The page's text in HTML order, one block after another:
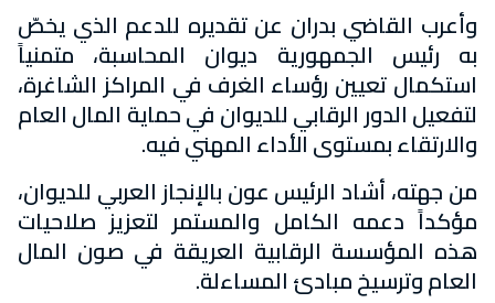
وأعرب القاضي بدران عن تقديره للدعم الذي يخصّ
به رئيس الجمهورية ديوان المحاسبة، متمنياً
استكمال تعيين رؤساء الغرف في المراكز الشاغرة،
لتفعيل الدور الرقابي للديوان في حماية المال العام
والارتقاء بمستوى الأداء المهني فيه.
من جهته، أشاد الرئيس عون بالإنجاز العربي للديوان،
مؤكداً دعمه الكامل والمستمر لتعزيز صلاحيات
هذه المؤسسة الرقابية العريقة في صون المال
العام وترسيخ مبادئ المساءلة.